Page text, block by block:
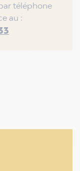
téléphone
au :